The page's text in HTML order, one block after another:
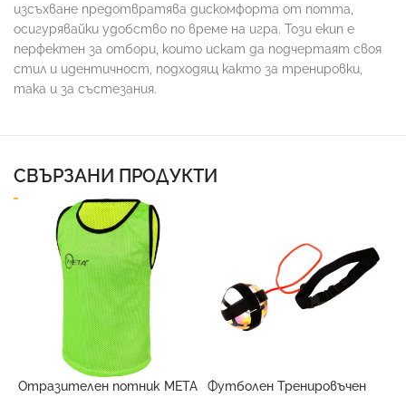
изсъхване предотвратява дискомфорта от потта,
осигурявайки удобство по време на игра. Този екип е
перфектен за отбори, които искат да подчертаят своя
стил и идентичност, подходящ както за тренировки,
така и за състезания.
СВЪРЗАНИ ПРОДУКТИ
Отразителен потник META
Футболен Тренировъчен